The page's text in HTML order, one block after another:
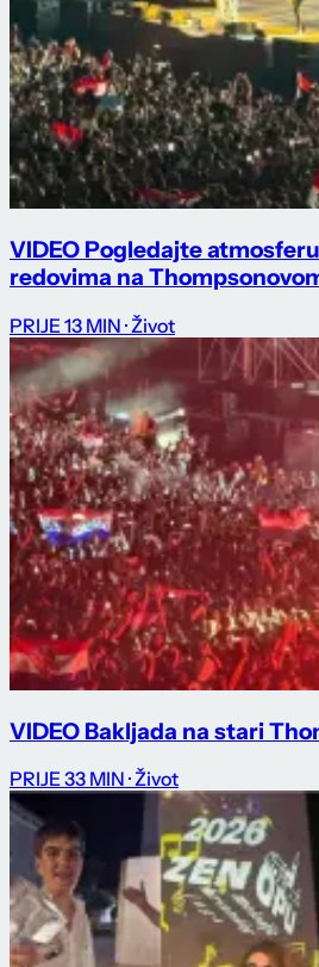
VIDEO Pogledajte
redovima na
PRIJE 13 MIN · Život
VIDEO Bakljada na stari
PRIJE 33 MIN · Život